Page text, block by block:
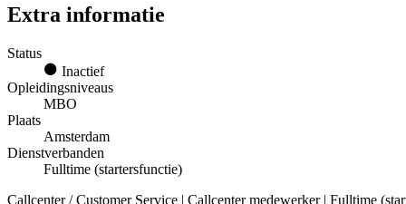
Extra informatie
Status
Inactief
Opleidingsniveaus
MBO
Plaats
Amsterdam
Dienstverbanden
Fulltime (startersfunctie)
Callcenter / Customer Service | Callcenter medewerker | Fulltime